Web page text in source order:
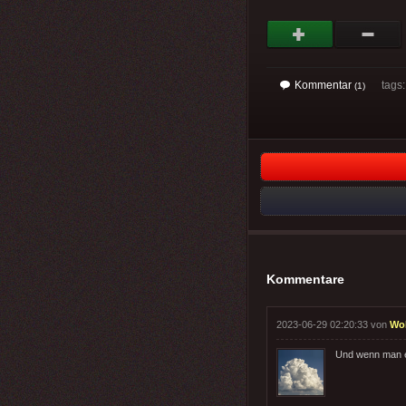
Kommentar (1)
Kommentare
2023-06-29 02:20:33 von
Und wenn man